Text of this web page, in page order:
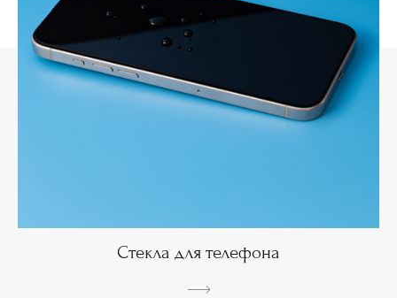
Стекла для телефона